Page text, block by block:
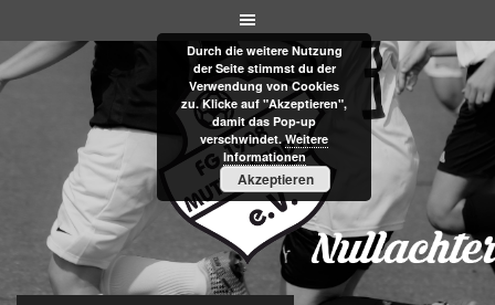
to
content
Durch die weitere Nutzung
der Seite stimmst du der
Verwendung von Cookies
zu. Klicke auf "Akzeptieren",
damit das Pop-up
verschwindet.Weitere
Informationen
Akzeptieren